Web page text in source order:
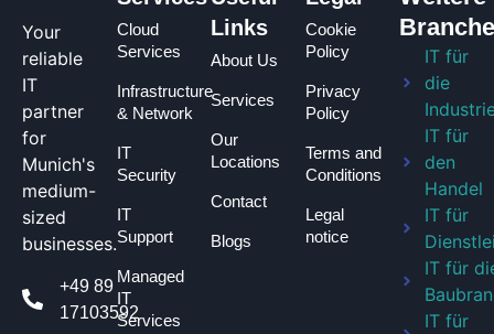
Your
reliable
IT
partner
for
Munich's
medium-
sized
businesses.
+49 89
17103592
Cloud
Services
Infrastructure
& Network
IT
Security
IT
Support
Managed
IT
Services
Links
About Us
Services
Our
Locations
Contact
Blogs
Cookie
Policy
Privacy
Policy
Terms and
Conditions
Legal
notice
IT für
die
IT für
den
Handel
IT für
IT für
IT für